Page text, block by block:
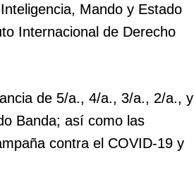
Mando y Estado
Internacional de Derecho
de 5/a., 4/a., 3/a., 2/a., y
Banda; así como las
contra el COVID-19 y